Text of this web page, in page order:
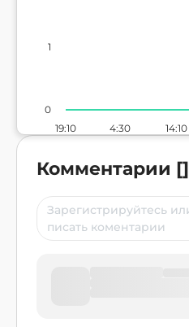
19:10 4:30 14:10
0
1
Комментарии []